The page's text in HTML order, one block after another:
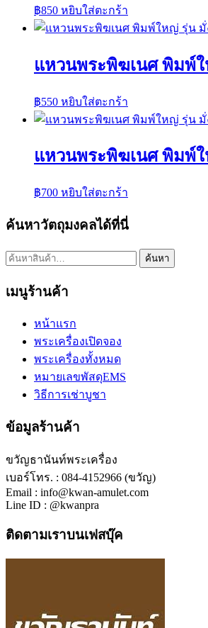
฿850 หยิบใส่ตะกร้า
แหวนพระพิฆเนศ พิมพ์
฿550 หยิบใส่ตะกร้า
แหวนพระพิฆเนศ พิมพ์
฿700 หยิบใส่ตะกร้า
ค้นหาวัตถุมงคลได้ที่นี่
ค้นหา: ค้นหา
เมนูร้านค้า
หน้าแรก
พระเครื่องเปิดจอง
พระเครื่องทั้งหมด
หมายเลขพัสดุEMS
วิธีการเช่าบูชา
ข้อมูลร้านค้า
ขวัญธานันท์พระเครื่อง
เบอร์โทร. : 084-4152966 (ขวัญ)
Email : info@kwan-amulet.com
Line ID : @kwanpra
ติดตามเราบนเฟสบุ๊ค